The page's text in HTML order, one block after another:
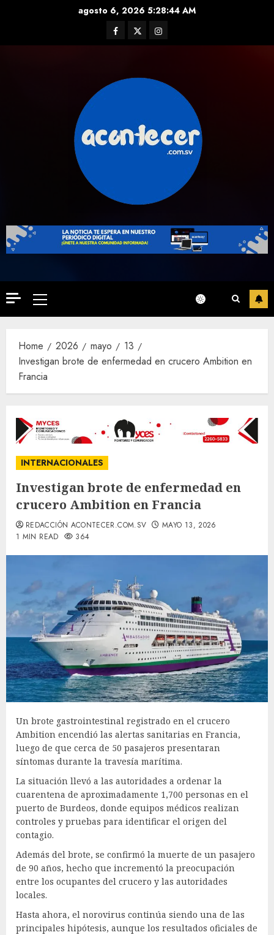
agosto 6, 2026 5:28:45 AM
Facebook
TwitterInstagram
Primary
Menu
Home 2026 mayo
13
Investigan brote de enfermedad en crucero Ambition en
Francia
INTERNACIONALES
Investigan brote de enfermedad en
crucero Ambition en Francia
REDACCIÓN ACONTECER.COM.SV
MAYO 13, 2026
1 MIN READ
364
Un brote gastrointestinal registrado en el crucero
Ambition encendió las alertas sanitarias en Francia,
luego de que cerca de 50 pasajeros presentaran
síntomas durante la travesía marítima.
La situación llevó a las autoridades a ordenar la
cuarentena de aproximadamente 1,700 personas en el
puerto de Burdeos, donde equipos médicos realizan
controles y pruebas para identificar el origen del
contagio.
Además del brote, se confirmó la muerte de un pasajero
de 90 años, hecho que incrementó la preocupación
entre los ocupantes del crucero y las autoridades
locales.
Hasta ahora, el norovirus continúa siendo una de las
principales hipótesis, aunque los resultados oficiales de